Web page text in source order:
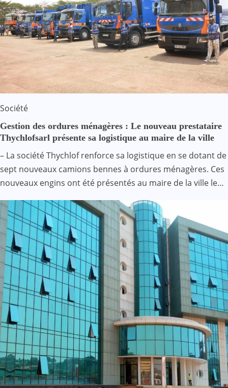
Société
Gestion des ordures ménagères : Le nouveau prestataire
Thychlofsarl présente sa logistique au maire de la ville
– La société Thychlof renforce sa logistique en se dotant de
sept nouveaux camions bennes à ordures ménagères. Ces
nouveaux engins ont été présentés au maire de la ville le…